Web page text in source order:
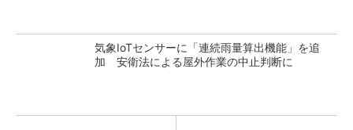
気象IoTセンサーに「連続雨量算出機能」を追
加 安衛法による屋外作業の中止判断に